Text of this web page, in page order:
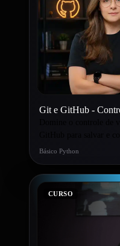
Git e GitHub ‑
Domine o controle de
Básico Python
CURSO